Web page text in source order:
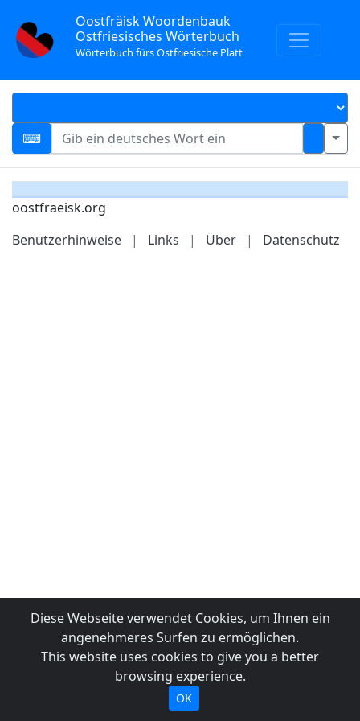
Oostfräisk Woordenbauk
Ostfriesisches Wörterbuch
Wörterbuch fürs Ostfriesische Platt
oostfraeisk.org
Benutzerhinweise
| Links | Über | Datenschutz
Diese Webseite verwendet Cookies, um Ihnen ein
angenehmeres Surfen zu ermöglichen.
This website uses cookies to give you a better
browsing experience.
OK